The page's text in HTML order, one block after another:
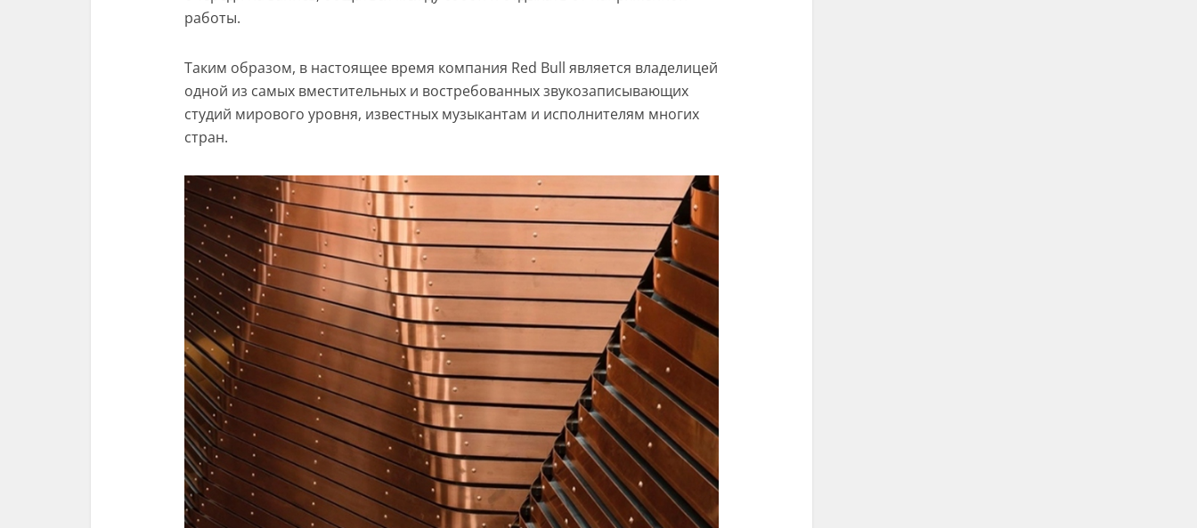
работы.
Таким образом, в настоящее время компания Red Bull является владелицей
одной из самых вместительных и востребованных звукозаписывающих
студий мирового уровня, известных музыкантам и исполнителям многих
стран.